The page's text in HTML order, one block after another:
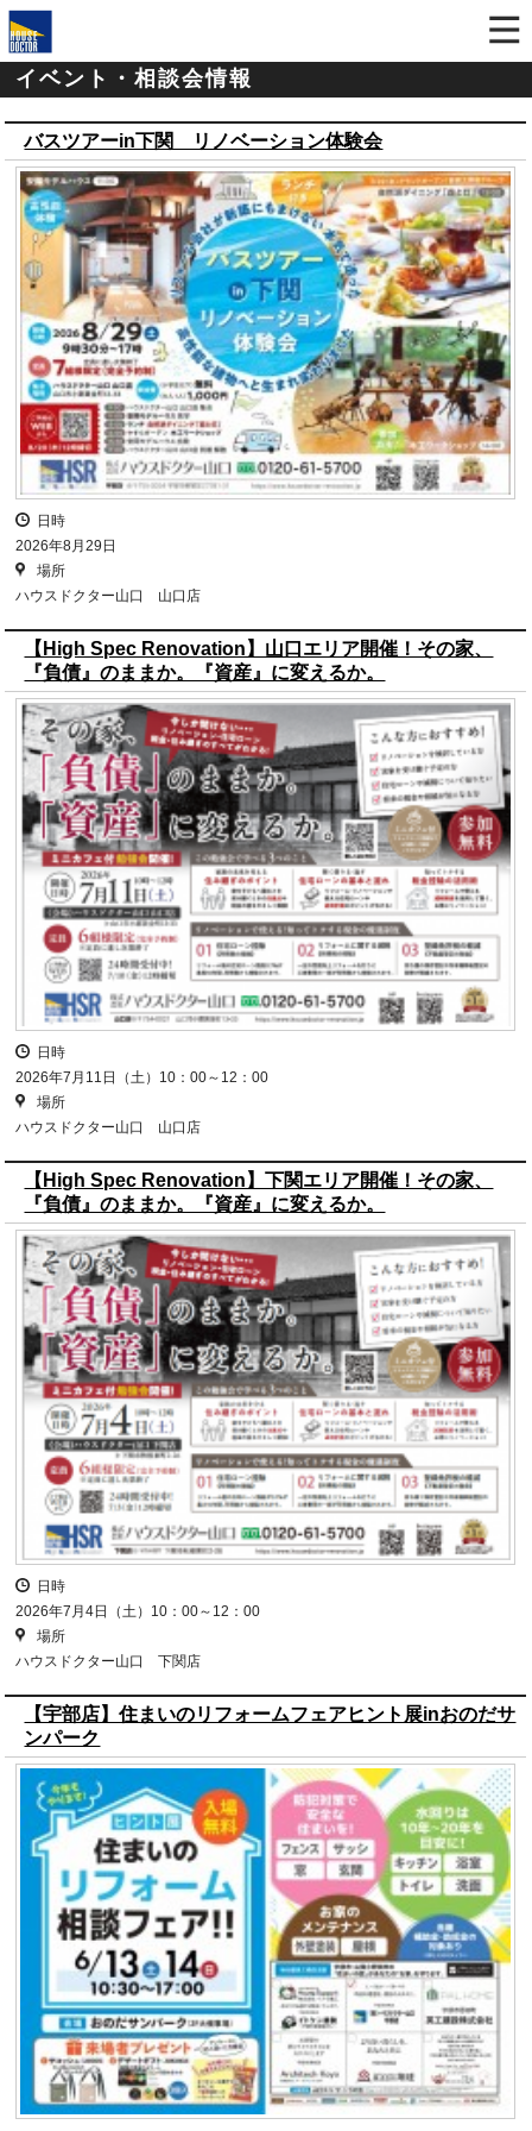
イベント・相談会情報
バスツアーin下関 リノベーション体験会
日時
2026年8月29日
場所
ハウスドクター山口 山口店
【High Spec Renovation】山口エリア開催！その家、
『負債』のままか。『資産』に変えるか。
日時
2026年7月11日（土）10：00～12：00
場所
ハウスドクター山口 山口店
【High Spec Renovation】下関エリア開催！その家、
『負債』のままか。『資産』に変えるか。
日時
2026年7月4日（土）10：00～12：00
場所
ハウスドクター山口 下関店
【宇部店】住まいのリフォームフェアヒント展inおのだサ
ンパーク